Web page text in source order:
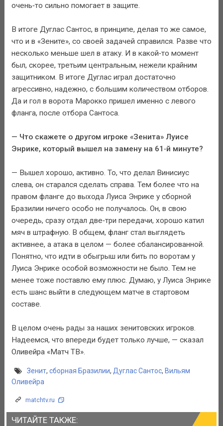
очень‑то сильно помогает в защите.
В итоге Дуглас Сантос, в принципе, делая то же самое,
что и в «Зените», со своей задачей справился. Разве что
несколько меньше шел в атаку. И в какой‑то момент
был, скорее, третьим центральным, нежели крайним
защитником. В итоге Дуглас играл достаточно
агрессивно, надежно, с большим количеством отборов.
Да и гол в ворота Марокко пришел именно с левого
фланга, после отбора Сантоса.
— Что скажете о другом игроке «Зенита» Луисе
Энрике, который вышел на замену на 61‑й минуте?
— Вышел хорошо, активно. То, что делал Винисиус
слева, он старался сделать справа. Тем более что на
правом фланге до выхода Луиса Энрике у сборной
Бразилии ничего особо не получалось. Он, в свою
очередь, сразу отдал две‑три передачи, хорошо катил
мяч в штрафную. В общем, фланг стал выглядеть
активнее, а атака в целом — более сбалансированной.
Понятно, что идти в обыгрыш или бить по воротам у
Луиса Энрике особой возможности не было. Тем не
менее тоже поставлю ему плюс. Думаю, у Луиса Энрике
есть шанс выйти в следующем матче в стартовом
составе.
В целом очень рады за наших зенитовских игроков.
Надеемся, что впереди будет только лучше, — сказал
Оливейра «Матч ТВ».
Зенит, сборная Бразилии, Дуглас Сантос, Вильям
Оливейра
matchtv.ru
ЧИТАЙТЕ ТАКЖЕ: